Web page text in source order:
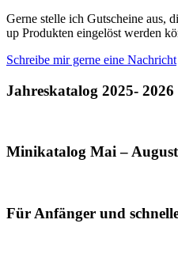
Gerne stelle ich Gutscheine aus,
up Produkten eingelöst werden
Schreibe mir gerne eine Nachricht
Jahreskatalog 2025- 2026
Minikatalog Mai –
Für Anfänger und